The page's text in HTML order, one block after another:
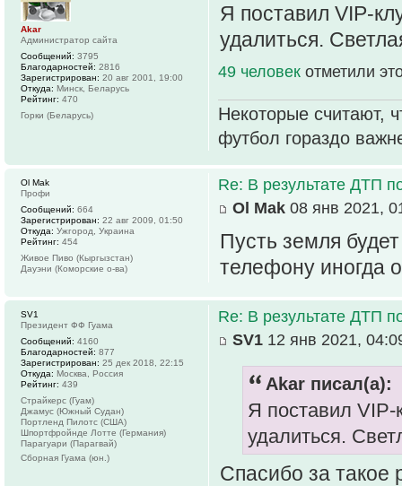
Я поставил VIP-
удалиться.
49 человек отметили
Некоторые считают,
футбол гораздо
Akar
Администратор сайта
Сообщений: 3795
Благодарностей: 2816
Зарегистрирован: 20 авг 2001, 19:00
Откуда: Минск, Беларусь
Рейтинг: 470
Горки (Беларусь)
Re: В результате ДТП
Ol Mak 08 янв 2021,
Пусть земля
телефону иногда
Ol Mak
Профи
Сообщений: 664
Зарегистрирован: 22 авг 2009, 01:50
Откуда: Ужгород, Украина
Рейтинг: 454
Живое Пиво (Кыргызстан)
Дауэни (Коморские о-ва)
Re: В результате ДТП
SV1 12 янв 2021,
Akar писал(а):
Я поставил VIP-
удалиться.
Спасибо за такое
SV1
Президент ФФ Гуама
Сообщений: 4160
Благодарностей: 877
Зарегистрирован: 25 дек 2018, 22:15
Откуда: Москва, Россия
Рейтинг: 439
Страйкерс (Гуам)
Джамус (Южный Судан)
Портленд Пилотс (США)
Шпортфройнде Лотте (Германия)
Парагуари (Парагвай)
Сборная Гуама (юн.)